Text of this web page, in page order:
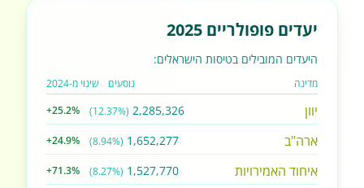
יעדים פופולריים 2025
היעדים המובילים בטיסות הישראלים:
מדינה נוסעים שינוי מ-2024
יוון 2,285,326
(12.37%)
+25.2%
ארה"ב 1,652,277
(8.94%)
+24.9%
איחוד האמירויות 1,527,770
(8.27%)
+71.3%